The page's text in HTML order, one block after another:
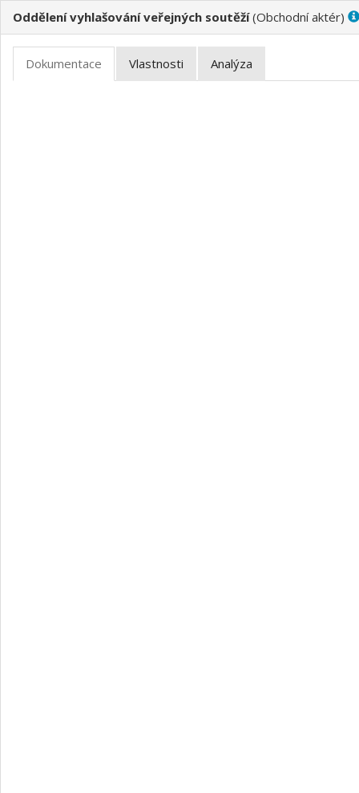
Oddělení vyhlašování veřejných soutěží ( )